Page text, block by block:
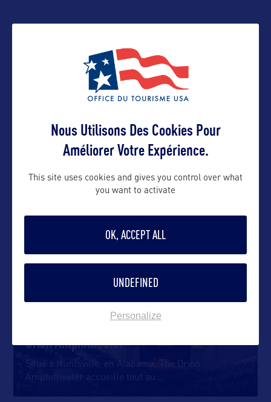
DANS LA MÊME CATEGORIE
Orion Amphitheater
Situé à Huntsville, en Alabama, The Orion
Amphitheater accueille tout au
Nous Utilisons Des Cookies Pour
Améliorer Votre Expérience.
This site uses cookies and gives you control over what
you want to activate
OK, ACCEPT ALL
UNDEFINED
Personalize